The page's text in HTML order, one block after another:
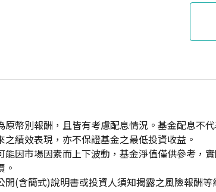
原幣別報酬，且皆有考慮配息情況。基金配息不
之績效表現，亦不保證基金之最低投資收益。
能因市場因素而上下波動，基金淨值僅供參考，
。
開(含簡式)說明書或投資人須知揭露之風險報酬